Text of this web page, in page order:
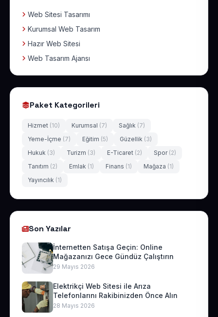
Web Sitesi Tasarımı
Kurumsal Web Tasarım
Hazır Web Sitesi
Web Tasarım Ajansı
Paket Kategorileri
Hizmet (10) Kurumsal (7) Sağlık (7)
Yeme-İçme (7) Eğitim (5) Güzellik (3)
Hukuk (3) Turizm (3) E-Ticaret (2) Spor (2)
Tanıtım (2) Emlak (1) Finans (1) Mağaza (1)
Yayıncılık (1)
Son Yazılar
İnternetten Satışa Geçin: Online
Mağazanızı Gece Gündüz Çalıştırın
29 Mayıs 2026
Elektrikçi Web Sitesi ile Arıza
Telefonlarını Rakibinizden Önce Alın
28 Mayıs 2026